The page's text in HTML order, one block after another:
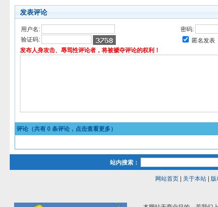
发表评论
用户名:
密码:
验证码:
匿名发表
发布人身攻击、辱骂性评论者，将被褫夺评论的权利！
评论（共有 0 条评论，点击查看更多）
站内搜索：
网站首页| 关于本站| 版